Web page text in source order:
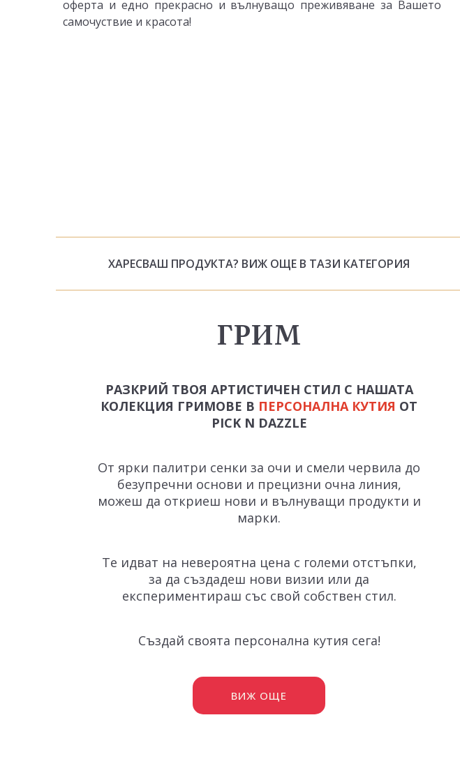
оферта и едно прекрасно и вълнуващо преживяване за Вашето
самочуствие и красота!
ХАРЕСВАШ ПРОДУКТА? ВИЖ ОЩЕ В ТАЗИ КАТЕГОРИЯ
ГРИМ
РАЗКРИЙ ТВОЯ АРТИСТИЧЕН СТИЛ С НАШАТА
КОЛЕКЦИЯ ГРИМОВЕ В ПЕРСОНАЛНА КУТИЯ ОТ
PICK N DAZZLE
От ярки палитри сенки за очи и смели червила до
безупречни основи и прецизни очна линия,
можеш да откриеш нови и вълнуващи продукти и
марки.
Те идват на невероятна цена с големи отстъпки,
за да създадеш нови визии или да
експериментираш със свой собствен стил.
Създай своята персонална кутия сега!
ВИЖ ОЩЕ